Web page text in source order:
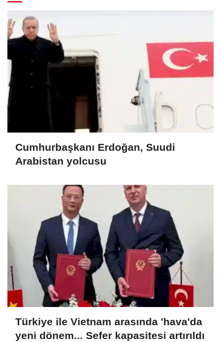
Cumhurbaşkanı Erdoğan, Suudi
Arabistan yolcusu
Türkiye ile Vietnam arasında 'hava'da
yeni dönem... Sefer kapasitesi artırıldı